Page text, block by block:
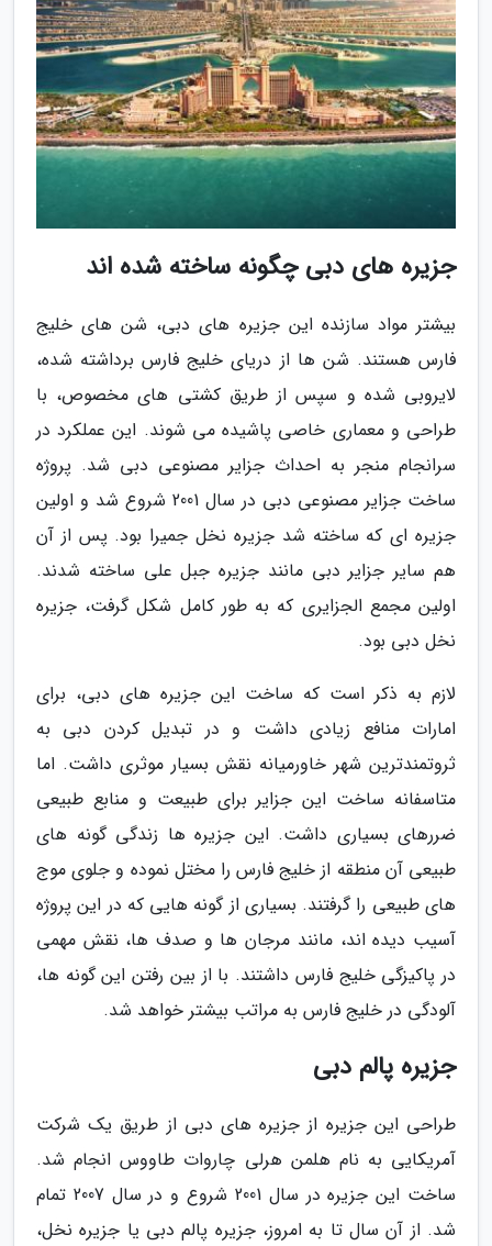
جزیره های دبی چگونه ساخته شده اند
بیشتر مواد سازنده این جزیره های دبی، شن های خلیج
فارس هستند. شن ها از دریای خلیج فارس برداشته شده،
لایروبی شده و سپس از طریق کشتی های مخصوص، با
طراحی و معماری خاصی پاشیده می شوند. این عملکرد در
سرانجام منجر به احداث جزایر مصنوعی دبی شد. پروژه
ساخت جزایر مصنوعی دبی در سال 2001 شروع شد و اولین
جزیره ای که ساخته شد جزیره نخل جمیرا بود. پس از آن
هم سایر جزایر دبی مانند جزیره جبل علی ساخته شدند.
اولین مجمع الجزایری که به طور کامل شکل گرفت، جزیره
نخل دبی بود.
لازم به ذکر است که ساخت این جزیره های دبی، برای
امارات منافع زیادی داشت و در تبدیل کردن دبی به
ثروتمندترین شهر خاورمیانه نقش بسیار موثری داشت. اما
متاسفانه ساخت این جزایر برای طبیعت و منابع طبیعی
ضررهای بسیاری داشت. این جزیره ها زندگی گونه های
طبیعی آن منطقه از خلیج فارس را مختل نموده و جلوی موج
های طبیعی را گرفتند. بسیاری از گونه هایی که در این پروژه
آسیب دیده اند، مانند مرجان ها و صدف ها، نقش مهمی
در پاکیزگی خلیج فارس داشتند. با از بین رفتن این گونه ها،
آلودگی در خلیج فارس به مراتب بیشتر خواهد شد.
جزیره پالم دبی
طراحی این جزیره از جزیره های دبی از طریق یک شرکت
آمریکایی به نام هلمن هرلی چاروات طاووس انجام شد.
ساخت این جزیره در سال 2001 شروع و در سال 2007 تمام
شد. از آن سال تا به امروز، جزیره پالم دبی یا جزیره نخل،